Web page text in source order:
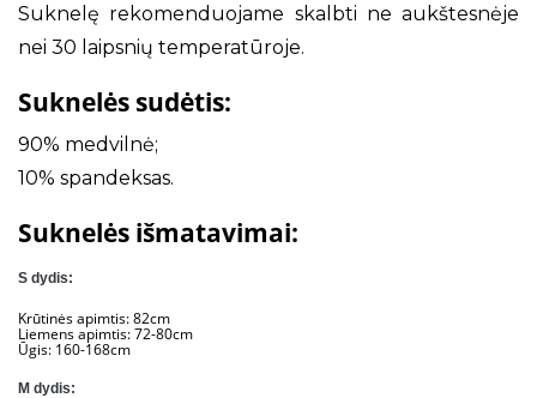
Suknelę rekomenduojame skalbti ne aukštesnėje
nei 30 laipsnių temperatūroje.
Suknelės sudėtis:
90% medvilnė;
10% spandeksas.
Suknelės išmatavimai:
S dydis:
Krūtinės apimtis: 82cm
Liemens apimtis: 72-80cm
Ūgis: 160-168cm
M dydis: